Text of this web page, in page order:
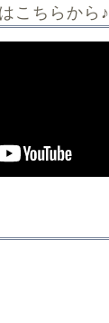
こちらから♪